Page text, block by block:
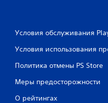
Условия обслуживания
Условия использования
Политика отмены PS Store
Меры предосторожности
О рейтингах